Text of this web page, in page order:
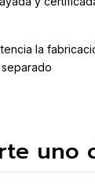
la
uno